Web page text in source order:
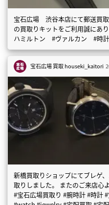
宝石広場 渋谷本店にて郵送買
の買取りキットをご利用誠にあ
ハミルトン #ヴァルカン #時計
宝石広場 買取houseki_kaitori
新橋買取りショップにてブレゲ
取りしました。 またのご来店心
#宝石広場買取り #腕時計 #時計